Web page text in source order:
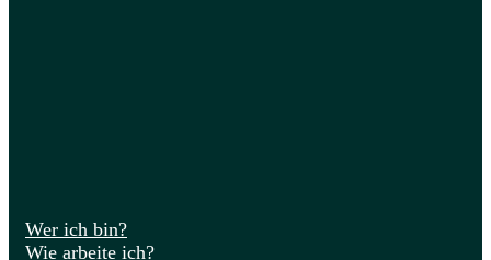
Wer ich bin?
Wie arbeite ich?